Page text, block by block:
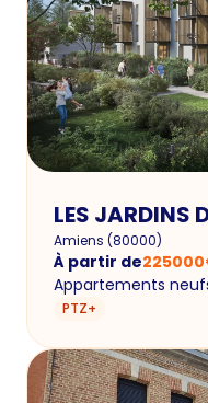
LES JARDINS
Amiens (80000)
À partir de225000
Appartements
PTZ+